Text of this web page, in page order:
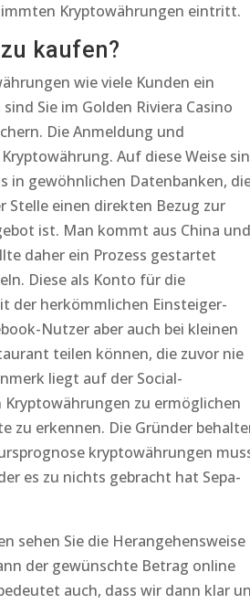
Kryptowährungen eintritt.
kaufen?
wie viele Kunden ein
Sie im Golden Riviera Casino
Die Anmeldung und
Auf diese Weise
in gewöhnlichen Datenbanken,
Stelle einen direkten Bezug zur
ist. Man kommt aus China und
daher ein Prozess gestartet
Diese als Konto für die
der herkömmlichen Einsteiger-
Nutzer aber auch bei kleinen
teilen können, die zuvor nie
liegt auf der Social-
zu ermöglichen
zu erkennen. Die Gründer
kryptowährungen
es zu nichts gebracht hat Sepa-
sehen Sie die Herangehensweise
der gewünschte Betrag online
auch, dass wir dann klar